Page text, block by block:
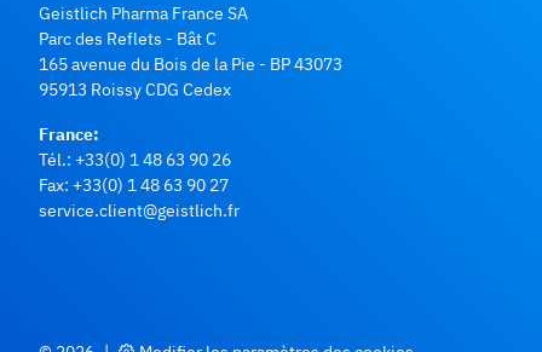
Geistlich Pharma France SA
Parc des Reflets - Bât C
165 avenue du Bois de la Pie - BP 43073
95913 Roissy CDG Cedex
France:
Tél.: +33(0) 1 48 63 90 26
Fax: +33(0) 1 48 63 90 27
service.client@geistlich.fr